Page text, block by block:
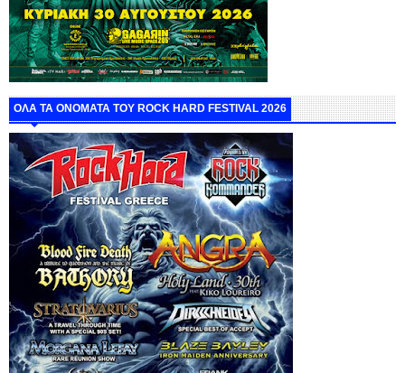
ΟΛΑ ΤΑ ΟΝΟΜΑΤΑ ΤΟΥ ROCK HARD FESTIVAL 2026